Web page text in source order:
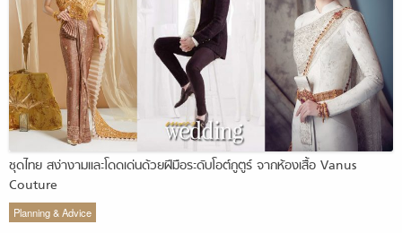
ชุดไทย สง่างามและโดดเด่นด้วยฝีมือระดับโอต์กูตูร์ จากห้องเสื้อ Vanus
Couture
Planning & Advice